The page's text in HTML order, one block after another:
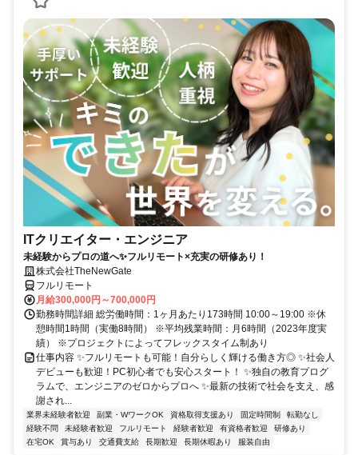
ITクリエイター・エンジニア
未経験からプロの道へ✨フルリモート×充実の研修あり！
株式会社TheNewGate
フルリモート
月給300,000円～700,000円
勤務時間詳細 総労働時間：1ヶ月あたり173時間 10:00～19:00 ※休
憩時間1時間（実働8時間） ※平均残業時間：月6時間（2023年度実
績） ※プロジェクトによってフレックスタイム制あり
仕事内容 ✨フルリモートも可能！自分らしく輝ける働き方◎ ✨社会人
デビューも歓迎！PC初心者でも安心スタート！ ✨独自の教育プログ
ラムで、エンジニアのゼロからプロへ ✨最新の技術で社会を支え、感
謝され...
業界未経験者歓迎 副業・WワークOK 資格取得支援あり 固定時間制
転勤なし
経験不問
未経験者歓迎 フルリモート 経験者歓迎 有資格者歓迎
研修あり
在宅OK
賞与あり 交通費支給 長期歓迎 長期休暇あり 服装自由